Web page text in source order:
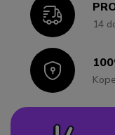
Icon14
Icon